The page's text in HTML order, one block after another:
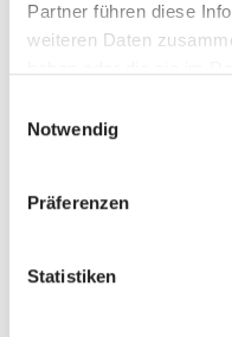
Partner führen diese
weiteren Daten
Notwendig
Präferenzen
Statistiken